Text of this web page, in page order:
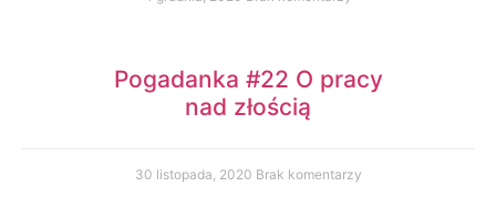
Pogadanka #22 O pracy
nad złością
30 listopada, 2020 Brak komentarzy